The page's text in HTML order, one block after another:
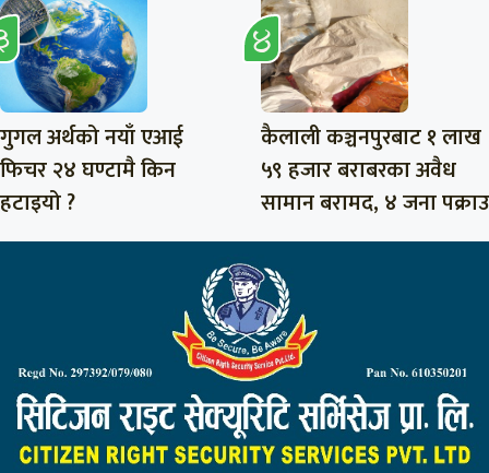
गुगल अर्थको नयाँ एआई
फिचर २४ घण्टामै किन
हटाइयो ?
कैलाली कञ्चनपुरबाट १ लाख
५९ हजार बराबरका अवैध
सामान बरामद, ४ जना पक्राउ